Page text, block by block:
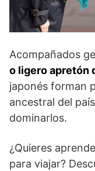
Acompañados
o ligero apretón
japonés forman
ancestral del
dominarlos.
¿Quieres
para viajar?